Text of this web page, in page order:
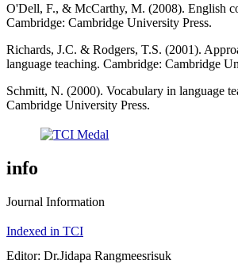
O'Dell, F., & McCarthy, M. (2008). English
Cambridge: Cambridge University Press.
Richards, J.C. & Rodgers, T.S. (2001).
language teaching. Cambridge: Cambridge
Schmitt, N. (2000). Vocabulary in language
Cambridge University Press.
info
Journal Information
Indexed in TCI
Editor: Dr.Jidapa Rangmeesrisuk